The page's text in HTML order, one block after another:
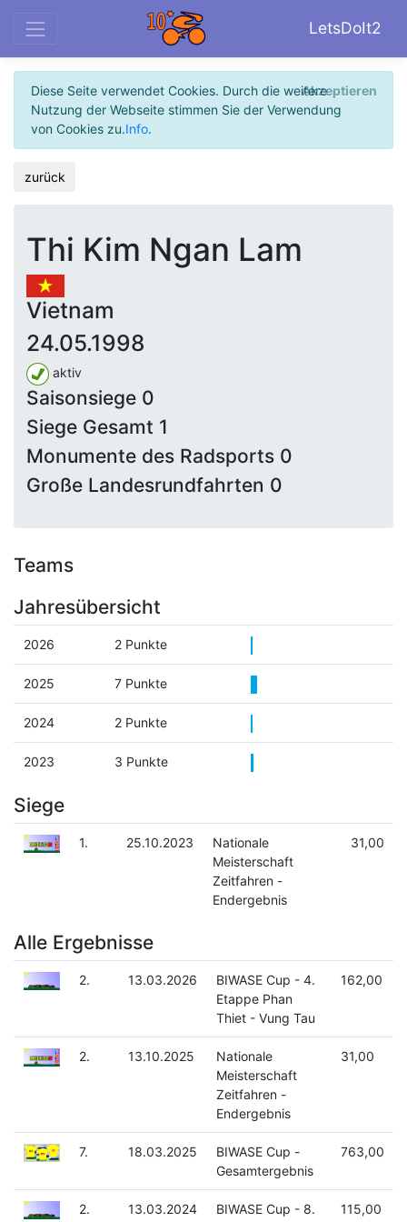
LetsDoIt2
Diese Seite verwendet Cookies. Durch die weitere
Nutzung der Webseite stimmen Sie der Verwendung
von Cookies zu.Info.
Akzeptieren
zurück
Thi Kim Ngan Lam
Vietnam
24.05.1998
aktiv
Saisonsiege 0
Siege Gesamt 1
Monumente des Radsports 0
Große Landesrundfahrten 0
Teams
Jahresübersicht
2026 2 Punkte
2025 7 Punkte
2024 2 Punkte
2023 3 Punkte
Siege
1. 25.10.2023
Nationale
Meisterschaft
Zeitfahren -
Endergebnis
31,00
Alle Ergebnisse
2. 13.03.2026
BIWASE Cup - 4.
Etappe Phan
Thiet - Vung Tau
162,00
2. 13.10.2025
Nationale
Meisterschaft
Zeitfahren -
Endergebnis
31,00
7. 18.03.2025
BIWASE Cup -
Gesamtergebnis
763,00
2. 13.03.2024
BIWASE Cup - 8.
115,00